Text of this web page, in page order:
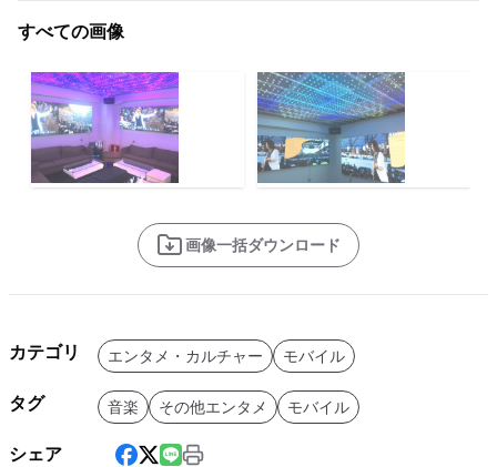
すべての画像
画像一括ダウンロード
カテゴリ エンタメ・カルチャー モバイル
タグ 音楽 その他エンタメ モバイル
シェア